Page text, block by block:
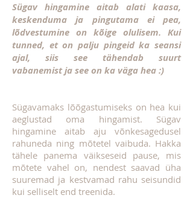
Sügav hingamine aitab alati kaasa,
keskenduma ja pingutama ei pea,
lõdvestumine on kõige olulisem. Kui
tunned, et on palju pingeid ka seansi
ajal, siis see tähendab suurt
vabanemist ja see on ka väga hea :)
Sügavamaks lõõgastumiseks on hea kui
aeglustad oma hingamist. Sügav
hingamine aitab aju võnkesagedusel
rahuneda ning mõtetel vaibuda. Hakka
tähele panema väikseseid pause, mis
mõtete vahel on, nendest saavad üha
suuremad ja kestvamad rahu seisundid
kui selliselt end treenida.